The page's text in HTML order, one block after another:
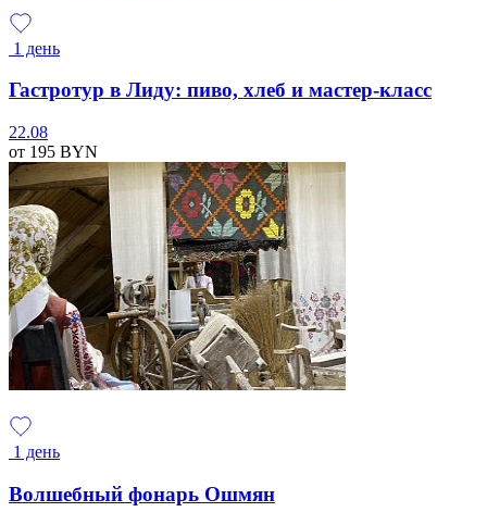
1 день
Гастротур в Лиду: пиво, хлеб и мастер-класс
22.08
от 195 BYN
1 день
Волшебный фонарь Ошмян